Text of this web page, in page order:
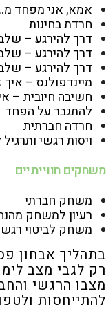
אמא, אני מפחד
חרדת בחינות
דרך להירגע –
דרך להירגע –
דרך להירגע –
מיינדפולנס –
חשיבה חיובית –
להתגבר על הפחד
חרדה חברתית
ויסות רגשי
משחקים חווייתיים
משחק חברתי
רעיון למשחק
משחק לביטוי
בתהליך אבחון
רק לגבי מצב
מצבו הרגשי
להתייחסות